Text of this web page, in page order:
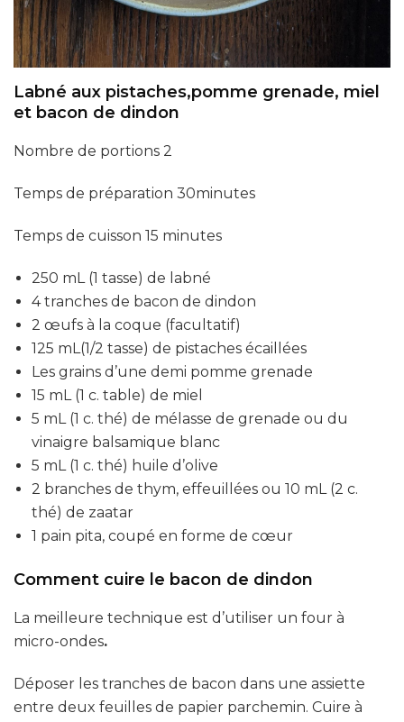
Labné aux pistaches,pomme grenade, miel
et bacon de dindon
Nombre de portions 2
Temps de préparation 30minutes
Temps de cuisson 15 minutes
250 mL (1 tasse) de labné
4 tranches de bacon de dindon
2 œufs à la coque (facultatif)
125 mL(1/2 tasse) de pistaches écaillées
Les grains d’une demi pomme grenade
15 mL (1 c. table) de miel
5 mL (1 c. thé) de mélasse de grenade ou du
vinaigre balsamique blanc
5 mL (1 c. thé) huile d’olive
2 branches de thym, effeuillées ou 10 mL (2 c.
thé) de zaatar
1 pain pita, coupé en forme de cœur
Comment cuire le bacon de dindon
La meilleure technique est d’utiliser un four à
micro-ondes.
Déposer les tranches de bacon dans une assiette
entre deux feuilles de papier parchemin. Cuire à